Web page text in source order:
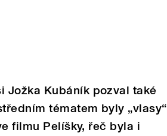
Jožka Kubáník pozval také
tématem byly „vlasy“
filmu Pelíšky, řeč byla i